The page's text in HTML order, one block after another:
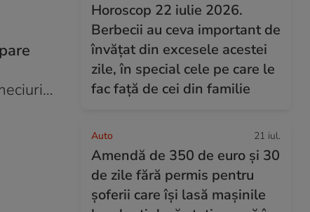
Horoscop 22 iulie 2026.
Berbecii au ceva important de
învățat din excesele acestei
zile, în special cele pe care le
fac față de cei din familie
Auto 21 iul.
Amendă de 350 de euro și 30
de zile fără permis pentru
șoferii care își lasă mașinile